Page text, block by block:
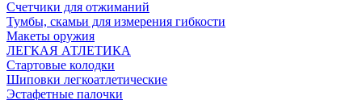
Счетчики для отжиманий
Тумбы, скамьи для измерения гибкости
Макеты оружия
ЛЕГКАЯ АТЛЕТИКА
Стартовые колодки
Шиповки легкоатлетические
Эстафетные палочки